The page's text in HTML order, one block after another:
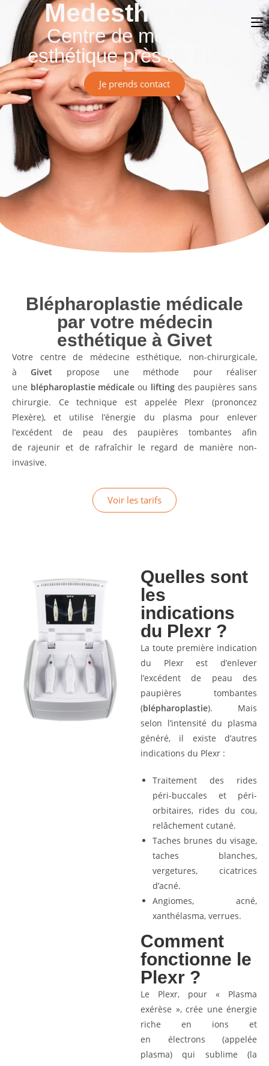
Medesthétique
Centre de médecine
esthétique près de Liège
Je prends contact
Blépharoplastie médicale
par votre médecin
esthétique à Givet
Votre centre de médecine esthétique, non-chirurgicale,
àGivet propose une méthode pour réaliser
une blépharoplastie médicale ou liftingdes paupières sans
chirurgie. Ce technique est appelée Plexr (prononcez
Plexère), et utilise l’énergie du plasma pour enlever
l’excédent de peau des paupières tombantes afin
de rajeunir et de rafraîchir le regard de manière non-
invasive.
Voir les tarifs
Quelles sont
les
indications
du Plexr ?
La toute première indication
du Plexr est d’enlever
l’excédent de peau des
paupières tombantes
(blépharoplastie). Mais
selon l’intensité du plasma
généré, il existe d’autres
indications du Plexr :
Traitement des rides
péri-buccales et péri-
orbitaires, rides du cou,
relâchement cutané.
Taches brunes du visage,
taches blanches,
vergetures, cicatrices
d’acné.
Angiomes, acné,
xanthélasma, verrues.
Comment
fonctionne le
Plexr ?
Le Plexr, pour « Plasma
exérèse », crée une énergie
riche en ions et
en électrons (appelée
plasma) qui sublime (la